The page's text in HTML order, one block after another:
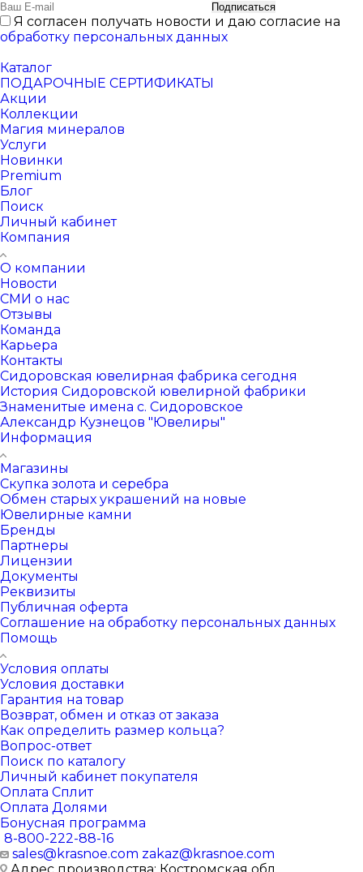
Подписаться
Я согласен получать новости и даю согласие на
обработку персональных данных
Каталог
ПОДАРОЧНЫЕ СЕРТИФИКАТЫ
Акции
Коллекции
Магия минералов
Услуги
Новинки
Premium
Блог
Поиск
Личный кабинет
Компания
О компании
Новости
СМИ о нас
Отзывы
Команда
Карьера
Контакты
Сидоровская ювелирная фабрика сегодня
История Сидоровской ювелирной фабрики
Знаменитые имена с. Сидоровское
Александр Кузнецов "Ювелиры"
Информация
Магазины
Скупка золота и серебра
Обмен старых украшений на новые
Ювелирные камни
Бренды
Партнеры
Лицензии
Документы
Реквизиты
Публичная оферта
Соглашение на обработку персональных данных
Помощь
Условия оплаты
Условия доставки
Гарантия на товар
Возврат, обмен и отказ от заказа
Как определить размер кольца?
Вопрос-ответ
Поиск по каталогу
Личный кабинет покупателя
Оплата Сплит
Оплата Долями
Бонусная программа
8-800-222-88-16
sales@krasnoe.com zakaz@krasnoe.com